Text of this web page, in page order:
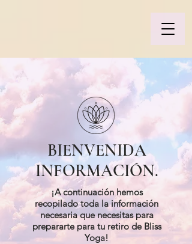
BIENVENIDA
INFORMACIÓN.
¡A continuación hemos
recopilado toda la información
necesaria que necesitas para
prepararte para tu retiro de Bliss
Yoga!